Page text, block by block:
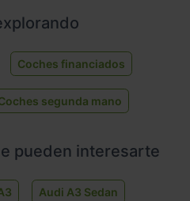
Coches financiados
segunda mano
pueden interesarte
Audi A3 Sedan